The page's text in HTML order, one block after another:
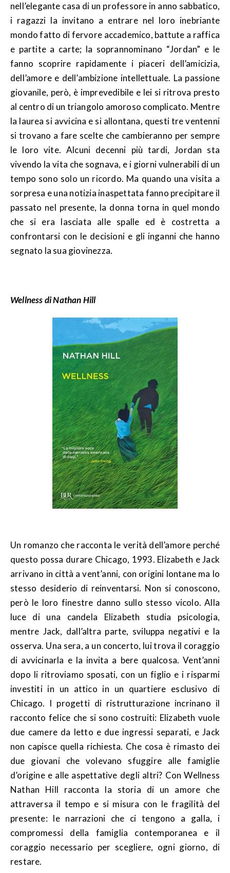
nell’elegante casa di un professore in anno sabbatico,
i ragazzi la invitano a entrare nel loro inebriante
mondo fatto di fervore accademico, battute a raffica
e partite a carte; la soprannominano “Jordan” e le
fanno scoprire rapidamente i piaceri dell’amicizia,
dell’amore e dell’ambizione intellettuale. La passione
giovanile, però, è imprevedibile e lei si ritrova presto
al centro di un triangolo amoroso complicato. Mentre
la laurea si avvicina e si allontana, questi tre ventenni
si trovano a fare scelte che cambieranno per sempre
le loro vite. Alcuni decenni più tardi, Jordan sta
vivendo la vita che sognava, e i giorni vulnerabili di un
tempo sono solo un ricordo. Ma quando una visita a
sorpresa e una notizia inaspettata fanno precipitare il
passato nel presente, la donna torna in quel mondo
che si era lasciata alle spalle ed è costretta a
confrontarsi con le decisioni e gli inganni che hanno
segnato la sua giovinezza.
Wellness di Nathan Hill
Un romanzo che racconta le verità dell’amore perché
questo possa durare Chicago, 1993. Elizabeth e Jack
arrivano in città a vent’anni, con origini lontane ma lo
stesso desiderio di reinventarsi. Non si conoscono,
però le loro finestre danno sullo stesso vicolo. Alla
luce di una candela Elizabeth studia psicologia,
mentre Jack, dall’altra parte, sviluppa negativi e la
osserva. Una sera, a un concerto, lui trova il coraggio
di avvicinarla e la invita a bere qualcosa. Vent’anni
dopo li ritroviamo sposati, con un figlio e i risparmi
investiti in un attico in un quartiere esclusivo di
Chicago. I progetti di ristrutturazione incrinano il
racconto felice che si sono costruiti: Elizabeth vuole
due camere da letto e due ingressi separati, e Jack
non capisce quella richiesta. Che cosa è rimasto dei
due giovani che volevano sfuggire alle famiglie
d’origine e alle aspettative degli altri? Con Wellness
Nathan Hill racconta la storia di un amore che
attraversa il tempo e si misura con le fragilità del
presente: le narrazioni che ci tengono a galla, i
compromessi della famiglia contemporanea e il
coraggio necessario per scegliere, ogni giorno, di
restare.